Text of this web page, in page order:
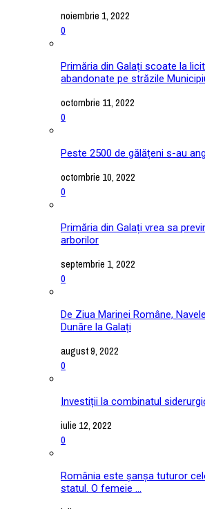
noiembrie 1, 2022
0
Primăria din Galați scoate la
abandonate pe străzile
octombrie 11, 2022
0
Peste 2500 de gălățeni s-au
octombrie 10, 2022
0
Primăria din Galați vrea sa
arborilor
septembrie 1, 2022
0
De Ziua Marinei Române,
Dunăre la Galați
august 9, 2022
0
Investiții la combinatul
iulie 12, 2022
0
România este șanșa tuturor
statul. O femeie ...